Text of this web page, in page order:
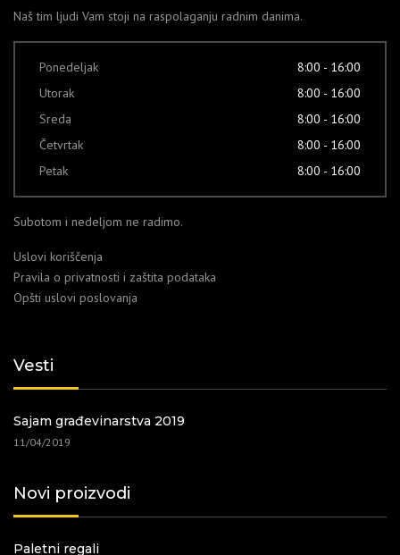
Naš tim ljudi Vam stoji na raspolaganju radnim danima.
Ponedeljak
8:00 - 16:00
Utorak
8:00 - 16:00
Sreda
8:00 - 16:00
Četvrtak
8:00 - 16:00
Petak
8:00 - 16:00
Subotom i nedeljom ne radimo.
Uslovi koriščenja
Pravila o privatnosti i zaštita podataka
Opšti uslovi poslovanja
Vesti
Sajam građevinarstva 2019
11/04/2019
Novi proizvodi
Paletni regali